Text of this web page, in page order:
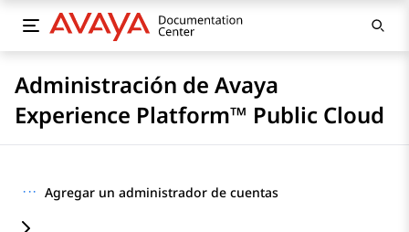
Administración de Avaya
Experience Platform™ Public Cloud
··· Agregar un administrador de cuentas